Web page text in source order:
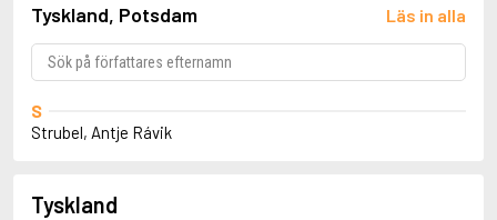
Tyskland, Potsdam Läs in alla
S
Strubel, Antje Rávik
Tyskland